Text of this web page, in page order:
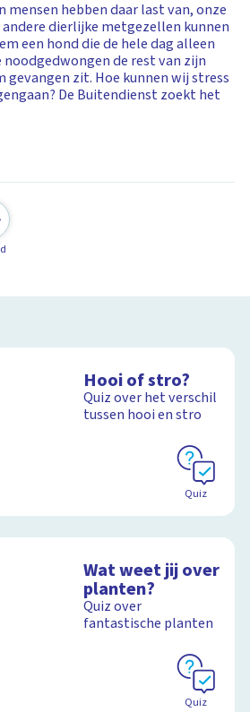
mensen hebben daar last van, onze
dierlijke metgezellen kunnen
een hond die de hele dag alleen
noodgedwongen de rest van zijn
gevangen zit. Hoe kunnen wij stress
De Buitendienst zoekt het
Hooi of stro?
Quiz over het verschil
tussen hooi en stro
Quiz
Wat weet jij over
planten?
Quiz over
fantastische planten
Quiz